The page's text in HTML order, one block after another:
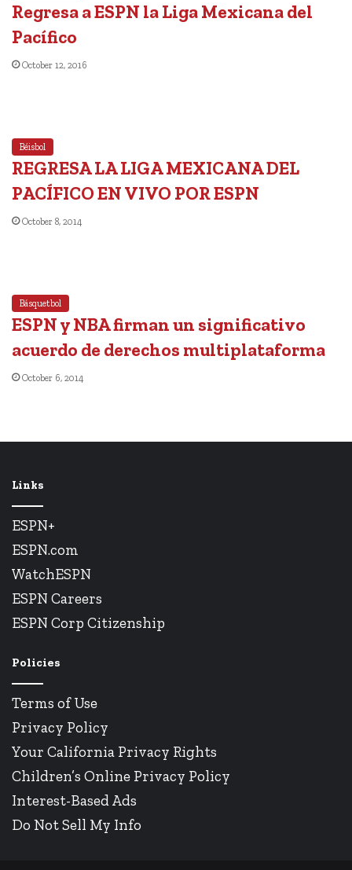
Regresa a ESPN la Liga Mexicana del
Pacífico
October 12, 2016
Béisbol
REGRESA LA LIGA MEXICANA DEL
PACÍFICO EN VIVO POR ESPN
October 8, 2014
Básquetbol
ESPN y NBA firman un significativo
acuerdo de derechos multiplataforma
October 6, 2014
Links
ESPN+
ESPN.com
WatchESPN
ESPN Careers
ESPN Corp Citizenship
Policies
Terms of Use
Privacy Policy
Your California Privacy Rights
Children’s Online Privacy Policy
Interest-Based Ads
Do Not Sell My Info